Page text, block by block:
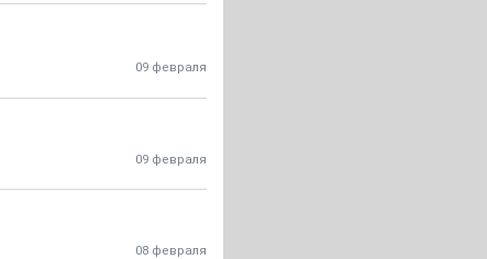
09 февраля
09 февраля
08 февраля